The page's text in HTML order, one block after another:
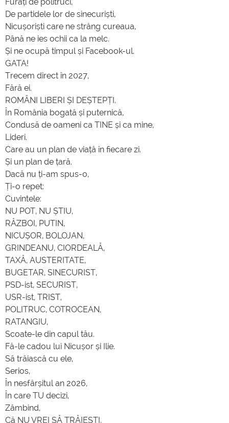
De partidele lor de sinecuriști,
Nicușoriști care ne strâng cureaua,
Până ne ies ochii ca la melc.
Și ne ocupă timpul și Facebook-ul.
GATA!
Trecem direct în 2027,
Fără ei.
ROMÂNI LIBERI ȘI DEȘTEPȚI.
În România bogată și puternică,
Condusă de oameni ca TINE și ca mine,
Lideri.
Care au un plan de viață în fiecare zi.
Și un plan de țară.
Dacă nu ți-am spus-o,
Ți-o repet:
Cuvintele:
NU POT, NU ȘTIU,
RĂZBOI, PUTIN,
NICUȘOR, BOLOJAN,
GRINDEANU, CIORDEALĂ,
TAXĂ, AUSTERITATE,
BUGETAR, SINECURIST,
PSD-ist, SECURIST,
USR-ist, TRIST,
POLITRUC, COTROCEAN,
RATANGIU,
Scoate-le din capul tău.
Fă-le cadou lui Nicușor și Ilie.
Să trăiască cu ele,
Serios,
În nesfârșitul an 2026,
În care TU decizi,
Zâmbind,
Că NU VREI SĂ TRĂIEȘTI.